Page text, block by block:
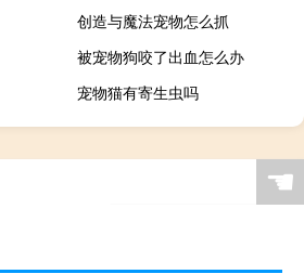
创造与魔法宠物怎么抓
被宠物狗咬了出血怎么办
宠物猫有寄生虫吗
☚